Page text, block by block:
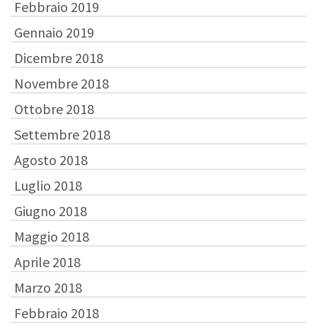
Febbraio 2019
Gennaio 2019
Dicembre 2018
Novembre 2018
Ottobre 2018
Settembre 2018
Agosto 2018
Luglio 2018
Giugno 2018
Maggio 2018
Aprile 2018
Marzo 2018
Febbraio 2018